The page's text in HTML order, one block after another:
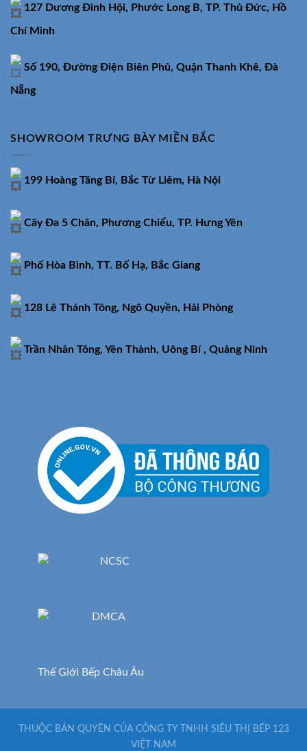
127 Dương Đình Hội, Phước Long B, TP. Thủ Đức, Hồ
Chí Minh
Số 190, Đường Điện Biên Phủ, Quận Thanh Khê, Đà
Nẵng
SHOWROOM TRƯNG BÀY MIỀN BẮC
199 Hoàng Tăng Bí, Bắc Từ Liêm, Hà Nội
Cây Đa 5 Chân, Phương Chiểu, TP. Hưng Yên
Phố Hòa Bình, TT. Bố Hạ, Bắc Giang
128 Lê Thánh Tông, Ngô Quyền, Hải Phòng
Trần Nhân Tông, Yên Thành, Uông Bí , Quảng Ninh
Thế Giới Bếp Châu Âu
THUỘC BẢN QUYỀN CỦA CÔNG TY TNHH SIÊU THỊ BẾP 123
VIỆT NAM